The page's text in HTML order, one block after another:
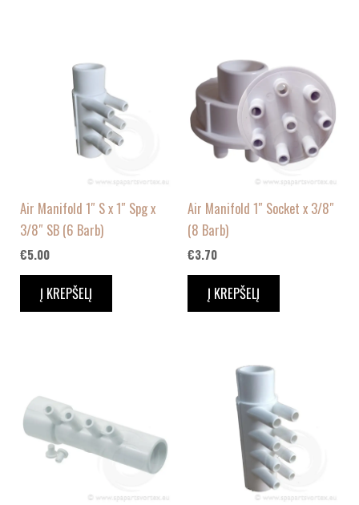
Air Manifold 1″ S x 1″ Spg x
3/8″ SB (6 Barb)
€5.00
Į KREPŠELĮ
Air Manifold 1″ Socket x 3/8″
(8 Barb)
€3.70
Į KREPŠELĮ